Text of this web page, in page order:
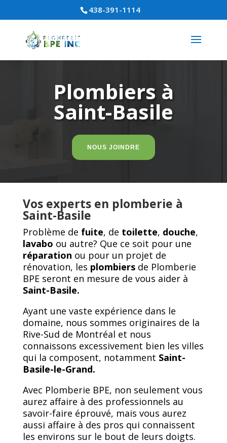
438-391-1114
Plombiers à
Saint-Basile
NOUS JOINDRE
Vos experts en plomberie à
Saint-Basile
Problème de fuite, de toilette, douche,
lavabo ou autre? Que ce soit pour une
réparation ou pour un projet de
rénovation, les plombiersde Plomberie
BPE seront en mesure de vous aider à
Saint-Basile.
Ayant une vaste expérience dans le
domaine, nous sommes originaires de la
Rive-Sud de Montréal et nous
connaissons excessivement bien les villes
qui la composent, notamment Saint-
Basile-le-Grand.
Avec Plomberie BPE, non seulement vous
aurez affaire à des professionnels au
savoir-faire éprouvé, mais vous aurez
aussi affaire à des pros qui connaissent
les environs sur le bout de leurs doigts.